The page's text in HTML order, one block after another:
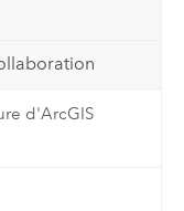
d'ArcGIS